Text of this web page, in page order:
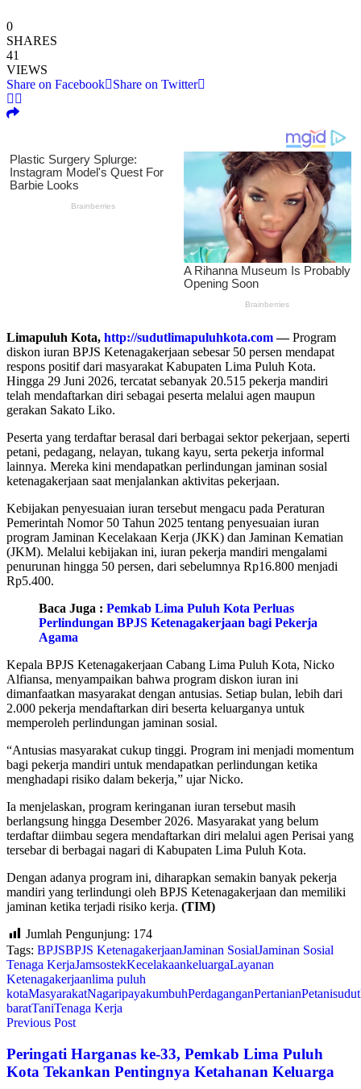
0
SHARES
41
VIEWS
Share on Facebook
Share on Twitter
Limapuluh Kota, http://sudutlimapuluhkota.com—Program
diskon iuran BPJS Ketenagakerjaan sebesar 50 persen mendapat
respons positif dari masyarakat Kabupaten Lima Puluh Kota.
Hingga 29 Juni 2026, tercatat sebanyak 20.515 pekerja mandiri
telah mendaftarkan diri sebagai peserta melalui agen maupun
gerakan Sakato Liko.
Peserta yang terdaftar berasal dari berbagai sektor pekerjaan, seperti
petani, pedagang, nelayan, tukang kayu, serta pekerja informal
lainnya. Mereka kini mendapatkan perlindungan jaminan sosial
ketenagakerjaan saat menjalankan aktivitas pekerjaan.
Kebijakan penyesuaian iuran tersebut mengacu pada Peraturan
Pemerintah Nomor 50 Tahun 2025 tentang penyesuaian iuran
program Jaminan Kecelakaan Kerja (JKK) dan Jaminan Kematian
(JKM). Melalui kebijakan ini, iuran pekerja mandiri mengalami
penurunan hingga 50 persen, dari sebelumnya Rp16.800 menjadi
Rp5.400.
Baca Juga : Pemkab Lima Puluh Kota Perluas
Perlindungan BPJS Ketenagakerjaan bagi Pekerja
Agama
Kepala BPJS Ketenagakerjaan Cabang Lima Puluh Kota, Nicko
Alfiansa, menyampaikan bahwa program diskon iuran ini
dimanfaatkan masyarakat dengan antusias. Setiap bulan, lebih dari
2.000 pekerja mendaftarkan diri beserta keluarganya untuk
memperoleh perlindungan jaminan sosial.
“Antusias masyarakat cukup tinggi. Program ini menjadi momentum
bagi pekerja mandiri untuk mendapatkan perlindungan ketika
menghadapi risiko dalam bekerja,” ujar Nicko.
Ia menjelaskan, program keringanan iuran tersebut masih
berlangsung hingga Desember 2026. Masyarakat yang belum
terdaftar diimbau segera mendaftarkan diri melalui agen Perisai yang
tersebar di berbagai nagari di Kabupaten Lima Puluh Kota.
Dengan adanya program ini, diharapkan semakin banyak pekerja
mandiri yang terlindungi oleh BPJS Ketenagakerjaan dan memiliki
jaminan ketika terjadi risiko kerja. (TIM)
Jumlah Pengunjung: 174
Tags: BPJSBPJS KetenagakerjaanJaminan SosialJaminan Sosial
Tenaga KerjaJamsostekKecelakaankeluargaLayanan
Ketenagakerjaanlima puluh
kotaMasyarakatNagaripayakumbuhPerdaganganPertanianPetani
baratTaniTenaga Kerja
Previous Post
Peringati Harganas ke-33, Pemkab Lima Puluh
Kota Tekankan Pentingnya Ketahanan Keluarga